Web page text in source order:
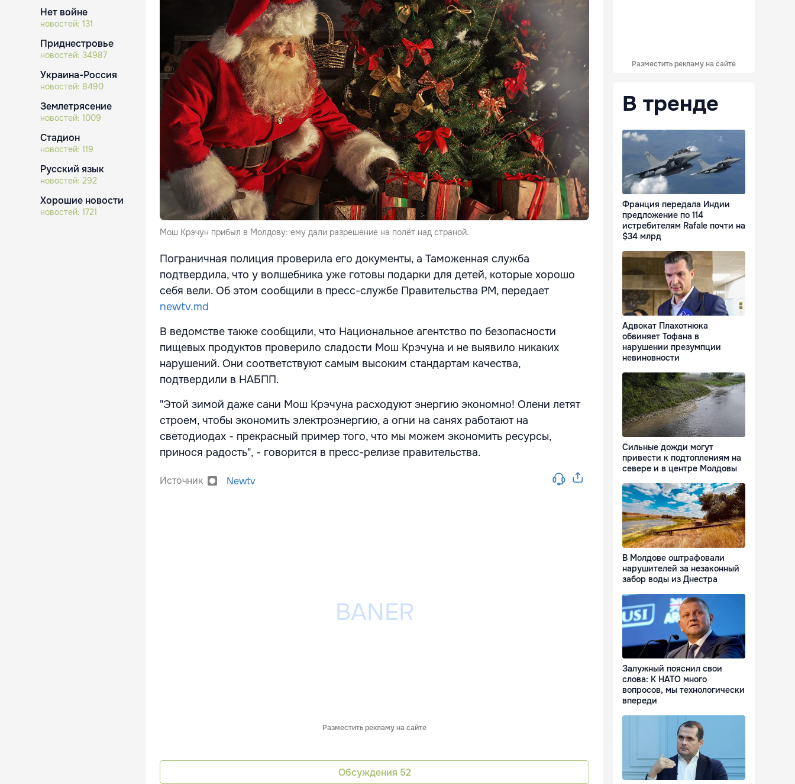
Нет войне
новостей: 131
Приднестровье
новостей: 34987
Украина-Россия
новостей: 8490
Землетрясение
новостей: 1009
Стадион
новостей: 119
Русский язык
новостей: 292
Хорошие новости
новостей: 1721
Мош Крэчун прибыл в Молдову: ему дали разрешение на полёт над страной.
Пограничная полиция проверила его документы, а Таможенная служба
подтвердила, что у волшебника уже готовы подарки для детей, которые хорошо
себя вели. Об этом сообщили в пресс-службе Правительства РМ, передает
newtv.md
В ведомстве также сообщили, что Национальное агентство по безопасности
пищевых продуктов проверило сладости Мош Крэчуна и не выявило никаких
нарушений. Они соответствуют самым высоким стандартам качества,
подтвердили в НАБПП.
"Этой зимой даже сани Мош Крэчуна расходуют энергию экономно! Олени летят
строем, чтобы экономить электроэнергию, а огни на санях работают на
светодиодах - прекрасный пример того, что мы можем экономить ресурсы,
принося радость", - говорится в пресс-релизе правительства.
Источник Newtv
Разместить рекламу на сайте
Обсуждения 52
Разместить рекламу на сайте
В тренде
Франция передала Индии
предложение по 114
истребителям Rafale почти на
$34 млрд
Адвокат Плахотнюка
обвиняет Тофана в
нарушении презумпции
невиновности
Сильные дожди могут
привести к подтоплениям на
севере и в центре Молдовы
В Молдове оштрафовали
нарушителей за незаконный
забор воды из Днестра
Залужный пояснил свои
слова: К НАТО много
вопросов, мы технологически
впереди